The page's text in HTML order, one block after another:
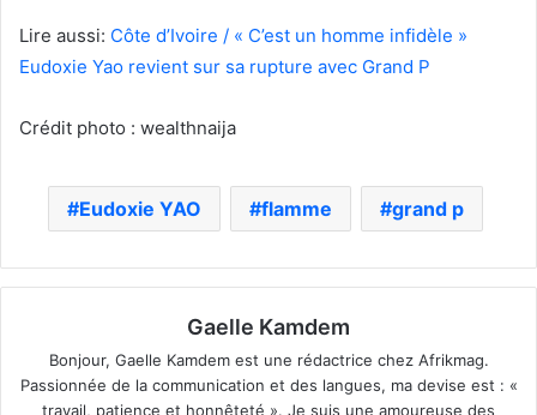
Lire aussi: Côte d’Ivoire / « C’est un homme infidèle »
Eudoxie Yao revient sur sa rupture avec Grand P
Crédit photo : wealthnaija
Eudoxie YAO flamme grand p
Gaelle Kamdem
Bonjour, Gaelle Kamdem est une rédactrice chez Afrikmag.
Passionnée de la communication et des langues, ma devise est : «
travail, patience et honnêteté ». Je suis une amoureuse des